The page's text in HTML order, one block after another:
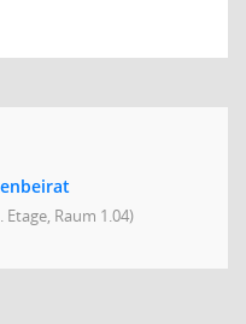
Raum 1.04)